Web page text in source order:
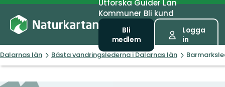
UtforskaGuiderLän
Kommuner Bli kund
Bli
medlem
Logga
in
Dalarnas län Bästa vandringslederna i Dalarnas län